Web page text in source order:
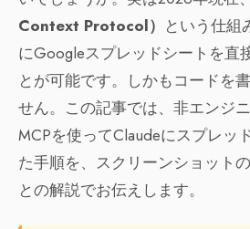
Context Protocol） という仕組
にGoogleスプレッドシートを直
とが可能です。しかもコードを
せん。この記事では、非エンジ
MCPを使ってClaudeにスプレッ
た手順を、スクリーンショット
との解説でお伝えします。